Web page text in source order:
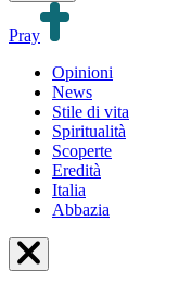
Pray
Opinioni
News
Stile di vita
Spiritualità
Scoperte
Eredità
Italia
Abbazia